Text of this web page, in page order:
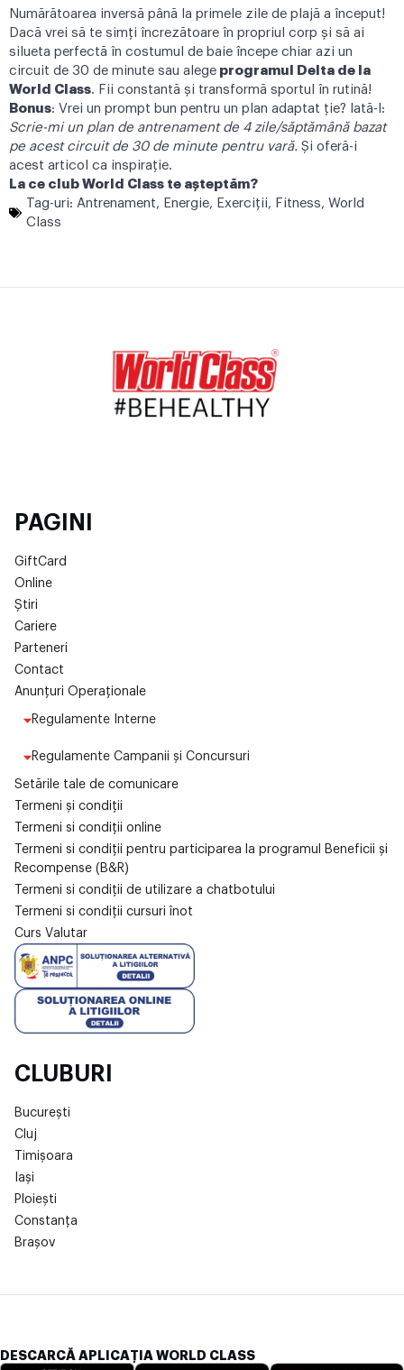
Numărătoarea inversă până la primele zile de plajă a început!
Dacă vrei să te simți încrezătoare în propriul corp și să ai
silueta perfectă în costumul de baie începe chiar azi un
circuit de 30 de minute sau alege programul Delta de la
World Class. Fii constantă și transformă sportul în rutină!
Bonus: Vrei un prompt bun pentru un plan adaptat ție? Iată-l:
Scrie-mi un plan de antrenament de 4 zile/săptămână bazat
pe acest circuit de 30 de minute pentru vară. Și oferă-i
acest articol ca inspirație.
La ce club World Class te așteptăm?
Tag-uri: Antrenament, Energie, Exerciţii, Fitness, World
Class
PAGINI
GiftCard
Online
Știri
Cariere
Parteneri
Contact
Anunțuri Operaționale
Regulamente Interne
Regulamente Campanii și Concursuri
Setările tale de comunicare
Termeni și condiții
Termeni si condiții online
Termeni si condiții pentru participarea la programul Beneficii și
Recompense (B&R)
Termeni si condiții de utilizare a chatbotului
Termeni si condiții cursuri înot
Curs Valutar
CLUBURI
București
Cluj
Timișoara
Iași
Ploiești
Constanța
Brașov
DESCARCĂ APLICAȚIA WORLD CLASS